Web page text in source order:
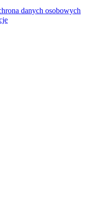
danych osobowych